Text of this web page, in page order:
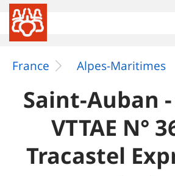
France Alpes-Maritimes
Saint-Auban
VTTAE N°
Tracastel